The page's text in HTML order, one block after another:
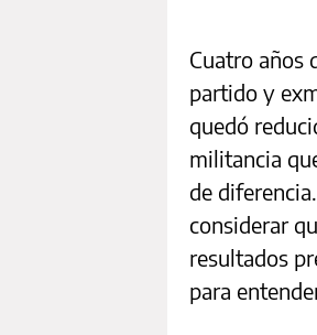
Cuatro años
partido y
quedó
militancia
de
considerar
resultados
para